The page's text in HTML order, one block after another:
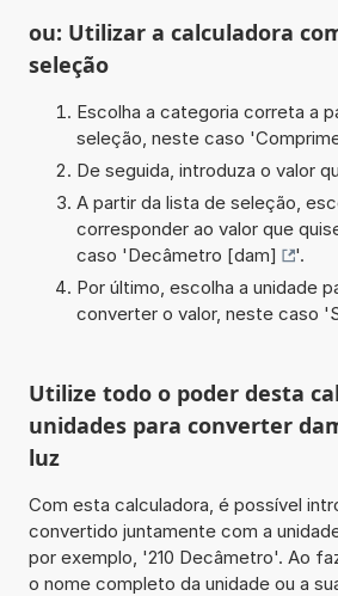
ou: Utilizar a calculadora
seleção
Escolha a categoria correta a
seleção, neste caso '
De seguida, introduza o valor
A partir da lista de seleção,
corresponder ao valor que
caso 'Decâmetro [dam]
'.
Por último, escolha a unidade
converter o valor, neste caso '
Utilize todo o poder desta
unidades para converter
luz
Com esta calculadora, é possível
convertido juntamente com a
por exemplo, '210 Decâmetro'. Ao
o nome completo da unidade ou a